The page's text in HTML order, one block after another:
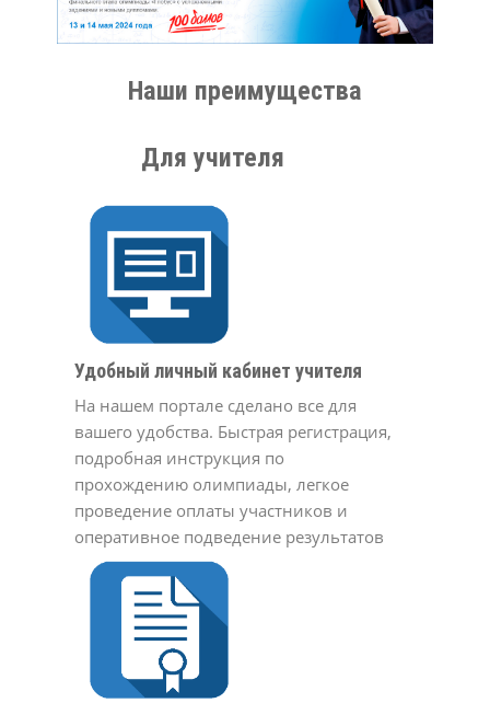
Наши преимущества
Для учителя
Удобный личный кабинет учителя
На нашем портале сделано все для
вашего удобства. Быстрая регистрация,
подробная инструкция по
прохождению олимпиады, легкое
проведение оплаты участников и
оперативное подведение результатов